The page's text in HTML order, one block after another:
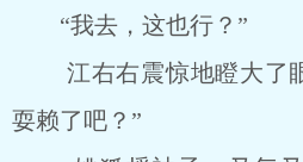
“我去，这也行？”
江右右震惊地瞪大了眼
耍赖了吧？”